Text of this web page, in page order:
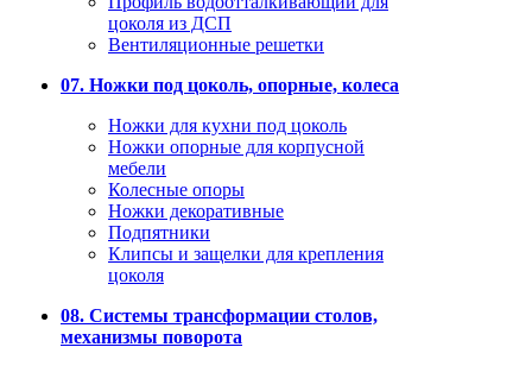
цоколя из ДСП
Вентиляционные решетки
07. Ножки под цоколь, опорные, колеса
Ножки для кухни под цоколь
Ножки опорные для корпусной
мебели
Колесные опоры
Ножки декоративные
Подпятники
Клипсы и защелки для крепления
цоколя
08. Системы трансформации столов,
механизмы поворота